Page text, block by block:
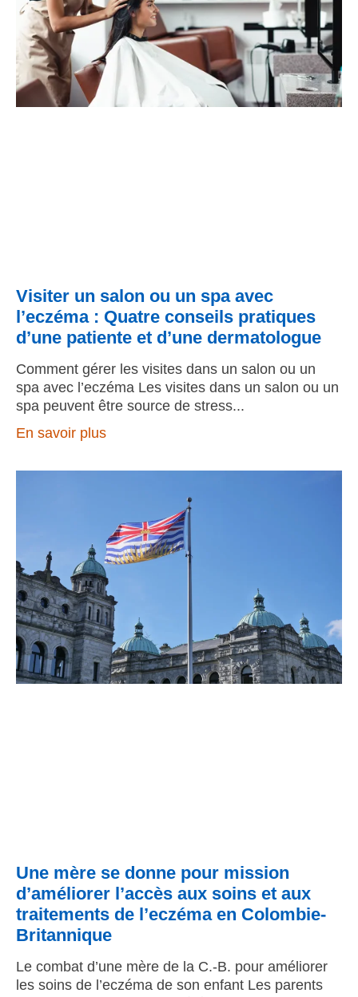
Visiter un salon ou un spa avec
l’eczéma : Quatre conseils pratiques
d’une patiente et d’une dermatologue
Comment gérer les visites dans un salon ou un
spa avec l’eczéma Les visites dans un salon ou un
spa peuvent être source de stress
En savoir plus
Une mère se donne pour mission
d’améliorer l’accès aux soins et aux
traitements de l’eczéma en Colombie-
Britannique
Le combat d’une mère de la C.-B. pour améliorer
les soins de l’eczéma de son enfant Les parents